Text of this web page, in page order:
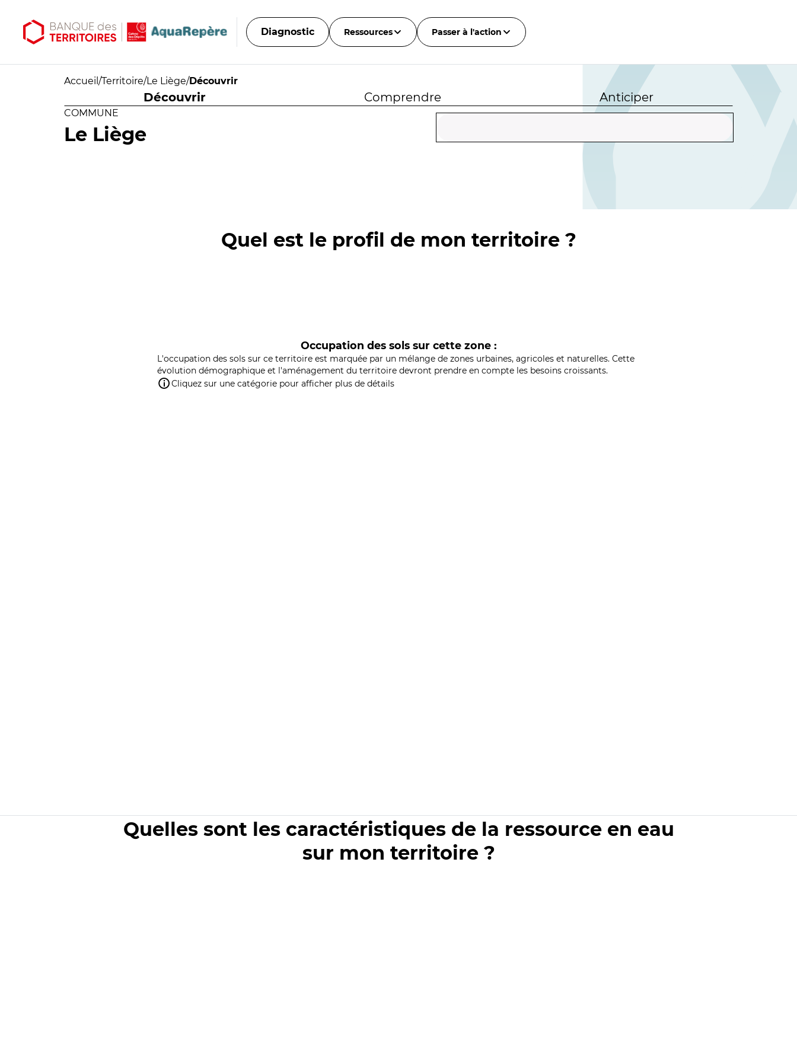
Diagnostic Ressources Passer à l'action
Accueil /Territoire/Le Liège/Découvrir
Découvrir Comprendre Anticiper
COMMUNE
Le Liège
Quel est le profil de mon territoire ?
Occupation des sols sur cette zone :
L'occupation des sols sur ce territoire est marquée par un mélange de zones urbaines, agricoles et naturelles. Cette
évolution démographique et l'aménagement du territoire devront prendre en compte les besoins croissants.
Cliquez sur une catégorie pour afficher plus de détails
Quelles sont les caractéristiques de la ressource en eau
sur mon territoire ?